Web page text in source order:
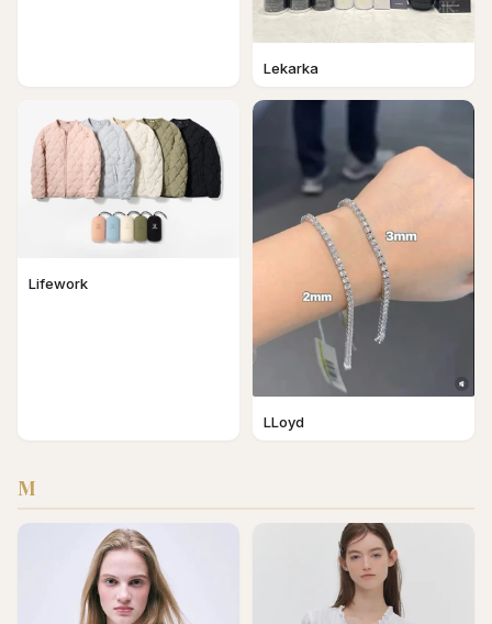
Lekarka
Lifework
LLoyd
M